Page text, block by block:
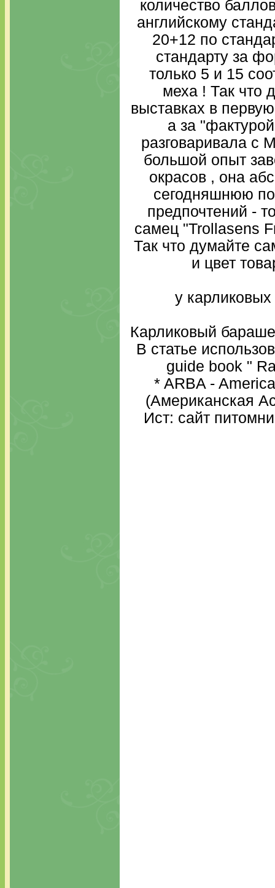
количество
английскому
20+12 по
стандарту за
только 5 и 15
меха ! Так что
выставках в
а за
разговаривала с
большой опыт
окрасов , она
сегодняшнюю
предпочтений -
самец "Trollasens
Так что думайте
и цвет
у карликовых
Карликовый
В статье
guide book "
* ARBA -
(Американская
Ист: сайт